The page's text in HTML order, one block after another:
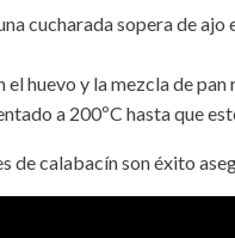
cucharada sopera de ajo
huevo y la mezcla de pan
a 200ºC hasta que
de calabacín son éxito